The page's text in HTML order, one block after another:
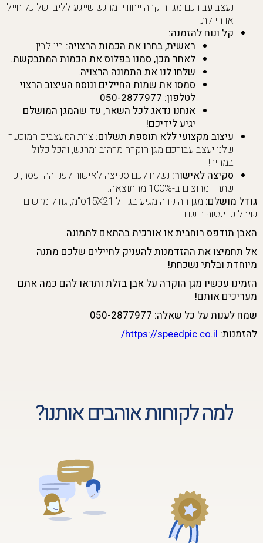
נעצב עבורכם מגן הוקרה ייחודי ומרגש שייגע לליבו של כל חייל
או חיילת.
קל ונוח להזמנה:
ראשית, בחרו את הכמות הרצויה: בין לבין.
לאחר מכן, סמנו בפלוס את הכמות המתבקשת.
שלחו לנו את התמונה הרצויה.
סמסו את שמות החיילים ונוסח העיצוב הרצוי
לטלפון: 050-2877977
אנחנו נדאג לכל השאר, עד שהמגן המושלם
יגיע לידיכם!
עיצוב מקצועי ללא תוספת תשלום: צוות המעצבים המוכשר
שלנו יעצב עבורכם מגן הוקרה מרהיב ומרגש, והכל כלול
במחיר!
סקיצה לאישור: נשלח לכם סקיצה לאישור לפני ההדפסה, כדי
שתהיו מרוצים ב-100% מהתוצאה.
גודל מושלם:
מגן ההוקרה מגיע בגודל 15X21ס"מ, גודל מרשים
שיבלוט ויעשה רושם.
האבן תודפס רוחבית או אורכית בהתאם לתמונה.
אל תחמיצו את ההזדמנות להעניק לחיילים שלכם מתנה
מיוחדת ובלתי נשכחת!
הזמינו עכשיו מגן הוקרה על אבן בזלת ותראו להם כמה אתם
מעריכים אותם!
שמח לענות על כל שאלה: 050-2877977
להזמנות: https://speedpic.co.il/
למה לקוחות אוהבים אותנו?